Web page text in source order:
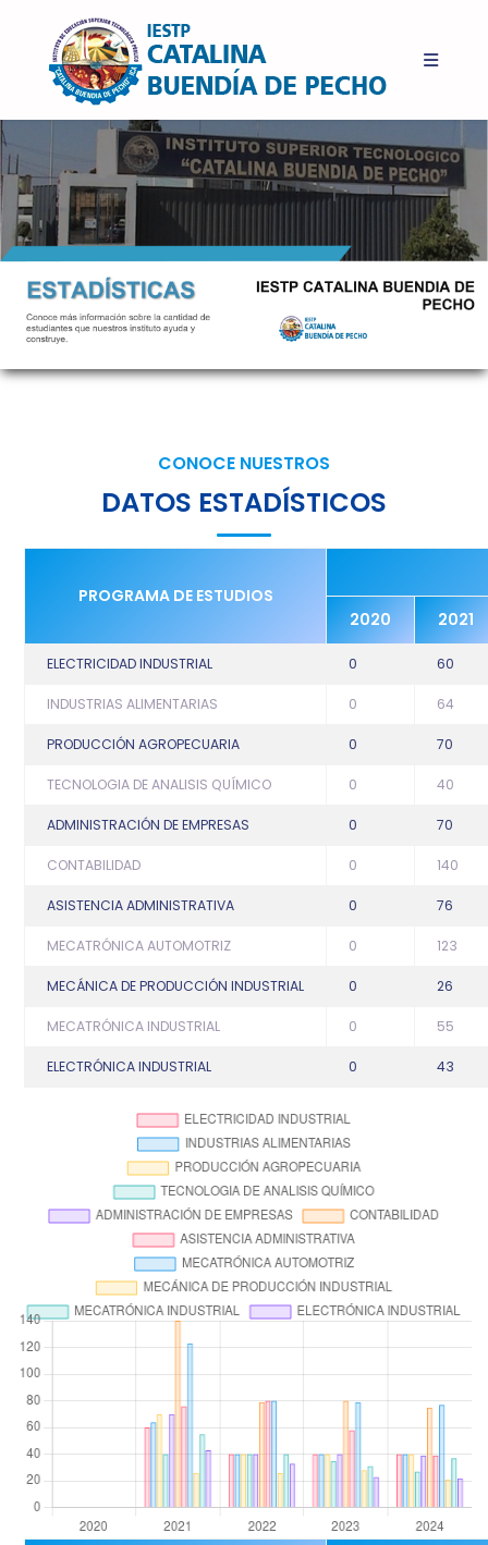
CONOCE NUESTROS
DATOS ESTADÍSTICOS
PROGRAMA DE ESTUDIOS
2020
2021
ELECTRICIDAD INDUSTRIAL 0 60
INDUSTRIAS ALIMENTARIAS 0 64
PRODUCCIÓN AGROPECUARIA 0 70
TECNOLOGIA DE ANALISIS QUÍMICO 0 40
ADMINISTRACIÓN DE EMPRESAS 0 70
CONTABILIDAD 0 140
ASISTENCIA ADMINISTRATIVA 0 76
MECATRÓNICA AUTOMOTRIZ 0 123
MECÁNICA DE PRODUCCIÓN INDUSTRIAL 0 26
MECATRÓNICA INDUSTRIAL 0 55
ELECTRÓNICA INDUSTRIAL 0 43